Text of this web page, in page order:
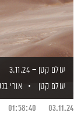
עולם קטן – 3.11.24
עולם קטן
אורי
03.11.24
01:58:40